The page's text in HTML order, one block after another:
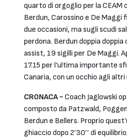
quarto di orgoglio per la CEAM
Berdun, Carossino e De Maggi
due occasioni, ma sugli scudi
perdona. Berdun doppia doppia
assist, 19 sigilli per De Maggi.
17.15 per l’ultima importante
Canaria, con un occhio agli
CRONACA - Coach Jaglowski
composto da Patzwald,
Berdun e Bellers. Proprio
ghiaccio dopo 2’30’’ di